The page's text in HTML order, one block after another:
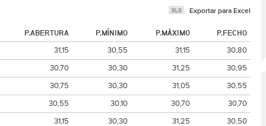
Exportar para Excel
P.ABERTURA P.MÍNIMO P.MÁXIMO P.FECHO
31,15 30,55 31,15
30,80
30,70 30,30 31,25
30,95
30,75 30,30 31,05
30,55
30,55 30,10 30,70
30,70
31,15 30,30 31,25
30,50